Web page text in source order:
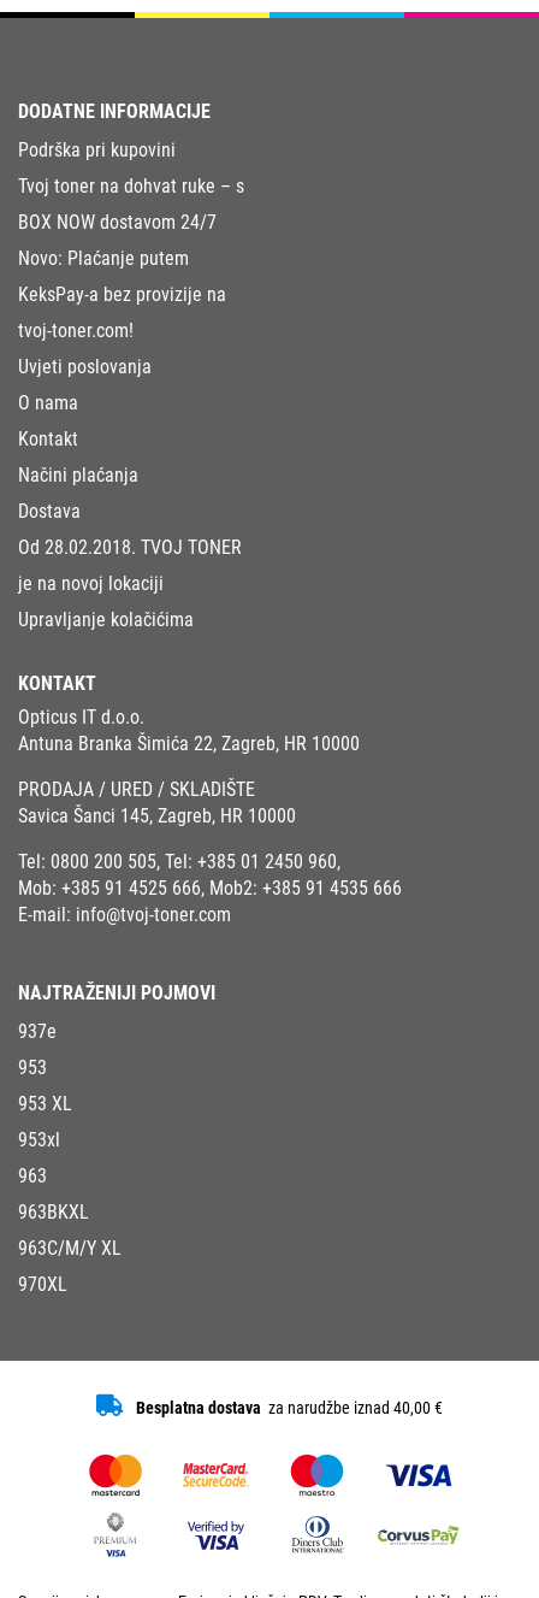
DODATNE INFORMACIJE
Podrška pri kupovini
Tvoj toner na dohvat ruke – s
BOX NOW dostavom 24/7
Novo: Plaćanje putem
KeksPay-a bez provizije na
tvoj-toner.com!
Uvjeti poslovanja
O nama
Kontakt
Načini plaćanja
Dostava
Od 28.02.2018. TVOJ TONER
je na novoj lokaciji
Upravljanje kolačićima
KONTAKT
Opticus IT d.o.o.
Antuna Branka Šimića 22, Zagreb, HR 10000
PRODAJA / URED / SKLADIŠTE
Savica Šanci 145, Zagreb, HR 10000
Tel: 0800 200 505, Tel: +385 01 2450 960,
Mob: +385 91 4525 666, Mob2: +385 91 4535 666
E-mail: info@tvoj-toner.com
NAJTRAŽENIJI POJMOVI
937e
953
953 XL
953xl
963
963BKXL
963C/M/Y XL
970XL
Besplatna dostava za narudžbe iznad 40,00 €